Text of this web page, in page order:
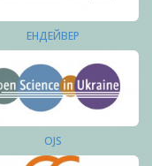
ЕНДЕЙВЕР
OJS